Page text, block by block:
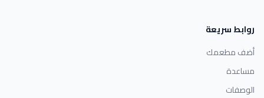
روابط سريعة
أضف مطعمك
مساعدة
الوصفات